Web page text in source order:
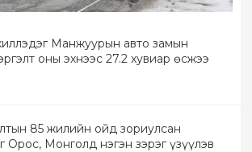
Манжуурын авто замын
оны эхнээс 27.2 хувиар өсжээ
85 жилийн ойд зориулсан
Орос, Монголд нэгэн зэрэг үзүүлэв